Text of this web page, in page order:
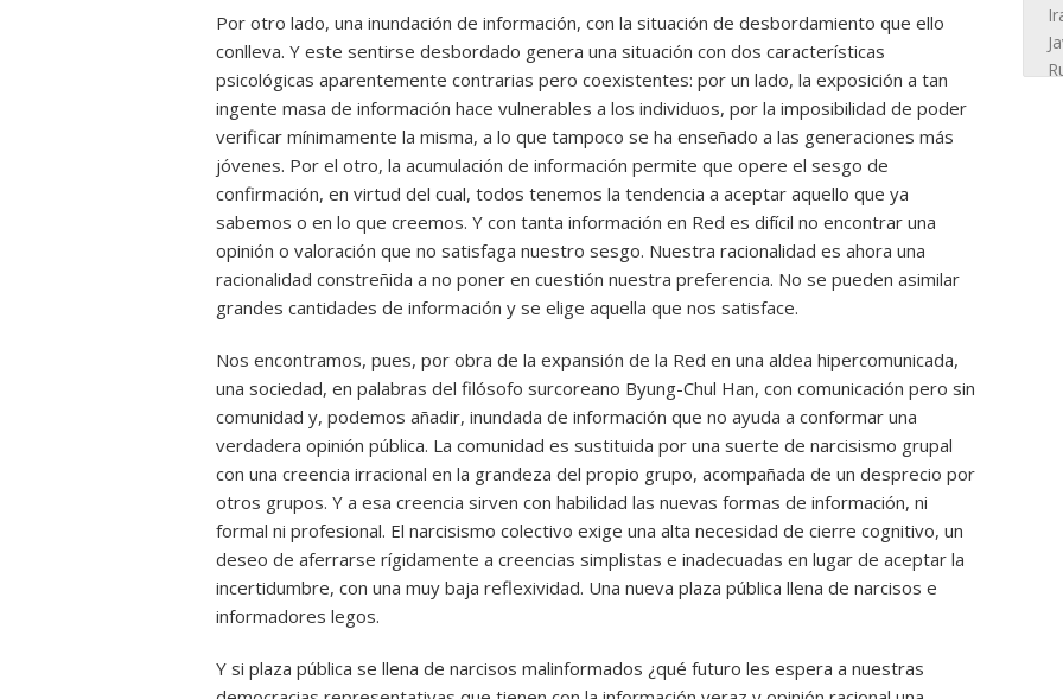
Por otro lado, una inundación de información, con la situación de desbordamiento que ello
conlleva. Y este sentirse desbordado genera una situación con dos características
psicológicas aparentemente contrarias pero coexistentes: por un lado, la exposición a tan
ingente masa de información hace vulnerables a los individuos, por la imposibilidad de poder
verificar mínimamente la misma, a lo que tampoco se ha enseñado a las generaciones más
jóvenes. Por el otro, la acumulación de información permite que opere el sesgo de
confirmación, en virtud del cual, todos tenemos la tendencia a aceptar aquello que ya
sabemos o en lo que creemos. Y con tanta información en Red es difícil no encontrar una
opinión o valoración que no satisfaga nuestro sesgo. Nuestra racionalidad es ahora una
racionalidad constreñida a no poner en cuestión nuestra preferencia. No se pueden asimilar
grandes cantidades de información y se elige aquella que nos satisface.
Nos encontramos, pues, por obra de la expansión de la Red en una aldea hipercomunicada,
una sociedad, en palabras del filósofo surcoreano Byung-Chul Han, con comunicación pero sin
comunidad y, podemos añadir, inundada de información que no ayuda a conformar una
verdadera opinión pública. La comunidad es sustituida por una suerte de narcisismo grupal
con una creencia irracional en la grandeza del propio grupo, acompañada de un desprecio por
otros grupos. Y a esa creencia sirven con habilidad las nuevas formas de información, ni
formal ni profesional. El narcisismo colectivo exige una alta necesidad de cierre cognitivo, un
deseo de aferrarse rígidamente a creencias simplistas e inadecuadas en lugar de aceptar la
incertidumbre, con una muy baja reflexividad. Una nueva plaza pública llena de narcisos e
informadores legos.
Y si plaza pública se llena de narcisos malinformados ¿qué futuro les espera a nuestras